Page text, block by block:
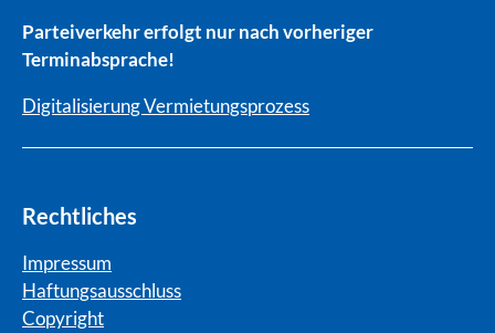
Parteiverkehr erfolgt nur nach vorheriger
Terminabsprache!
Digitalisierung Vermietungsprozess
Rechtliches
Impressum
Haftungsausschluss
Copyright